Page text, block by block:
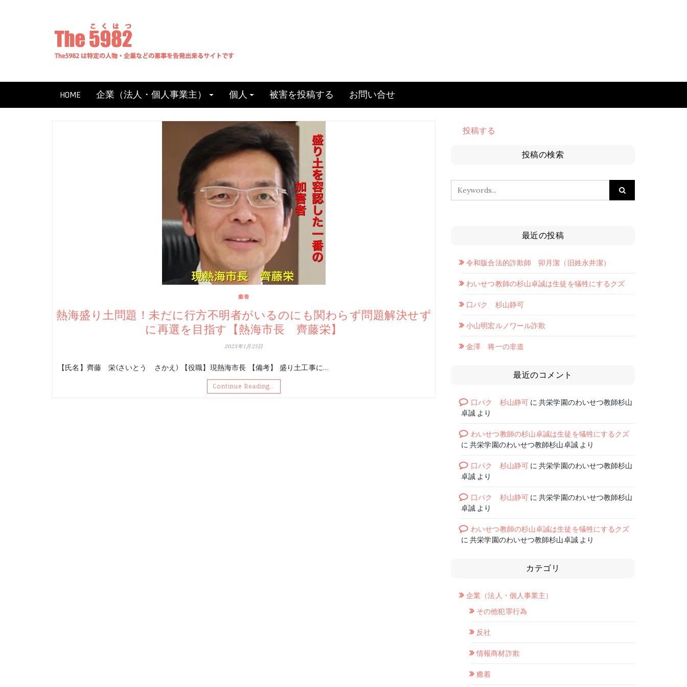
HOME 企業（法人・個人事業主） 個人 被害を投稿する お問い合せ
癒着
熱海盛り土問題！未だに行方不明者がいるのにも関わらず問題解決せず
に再選を目指す【熱海市長 齊藤栄】
2023年1月25日
【氏名】齊藤 栄(さいとう さかえ) 【役職】現熱海市長 【備考】 盛り土工事に…
Continue Reading…
投稿する
投稿の検索
最近の投稿
令和版合法的詐欺師 卯月潔（旧姓永井潔）
わいせつ教師の杉山卓誠は生徒を犠牲にするクズ
口パク 杉山静可
小山明宏ルノワール詐欺
金澤 将一の非道
最近のコメント
口パク 杉山静可に共栄学園のわいせつ教師杉山
卓誠 より
わいせつ教師の杉山卓誠は生徒を犠牲にするクズ
に共栄学園のわいせつ教師杉山卓誠より
口パク 杉山静可に共栄学園のわいせつ教師杉山
卓誠 より
口パク 杉山静可に共栄学園のわいせつ教師杉山
卓誠 より
わいせつ教師の杉山卓誠は生徒を犠牲にするクズ
に共栄学園のわいせつ教師杉山卓誠より
カテゴリ
企業（法人・個人事業主）
その他犯罪行為
反社
情報商材詐欺
癒着